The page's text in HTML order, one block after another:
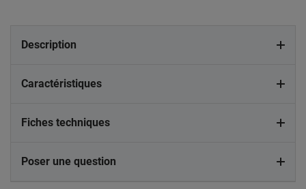
Description
Caractéristiques
Fiches techniques
Poser une question